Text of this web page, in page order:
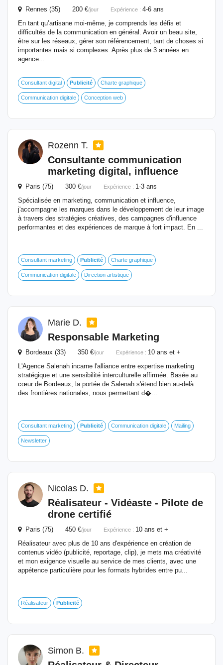
Rennes (35) 200 €/jour Expérience : 4-6 ans
En tant qu’artisane moi-même, je comprends les défis et
difficultés de la communication en général. Avoir un beau site,
être sur les réseaux, gérer son référencement, tant de choses si
importantes mais si complexes. Après plus de 3 années en
agence...
Consultant digital Publicité Charte graphique
Communication digitale Conception web
Rozenn T.
Consultante communication
marketing digital, influence
Paris (75) 300 €/jour Expérience : 1-3 ans
Spécialisée en marketing, communication et influence,
j'accompagne les marques dans le développement de leur image
à travers des stratégies créatives, des campagnes d'influence
performantes et des expériences de marque à fort impact. En ...
Consultant marketing Publicité Charte graphique
Communication digitale Direction artistique
Marie D.
Responsable Marketing
Bordeaux (33) 350 €/jour Expérience : 10 ans et +
L'Agence Salenah incarne l'alliance entre expertise marketing
stratégique et une sensibilité interculturelle affirmée. Basée au
cœur de Bordeaux, la portée de Salenah s'étend bien au-delà
des frontières nationales, nous permettant d�...
Consultant marketing Publicité Communication digitale Mailing
Newsletter
Nicolas D.
Réalisateur - Vidéaste - Pilote de
drone certifié
Paris (75) 450 €/jour Expérience : 10 ans et +
Réalisateur avec plus de 10 ans d'expérience en création de
contenus vidéo (publicité, reportage, clip), je mets ma créativité
et mon exigence visuelle au service de mes clients, avec une
appétence particulière pour les formats hybrides entre pu...
Réalisateur Publicité
Simon B.